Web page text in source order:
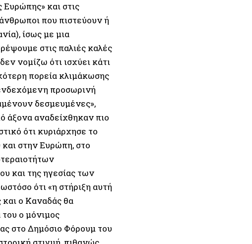
και στις
που πιστεύουν ή
ίσως με μια
στις παλιές καλές
νομίζω ότι ισχύει κάτι
πορεία κλιμάκωσης
προσωρινή
δεσμευμένες»,
άξονα αναδείχθηκαν πιο
ότι κυριάρχησε το
στην Ευρώπη, στο
και της ηγεσίας των
ότι «η στήριξη αυτή
και ο Καναδάς θα
ο μόνιμος
στο Δημόσιο Φόρουμ του